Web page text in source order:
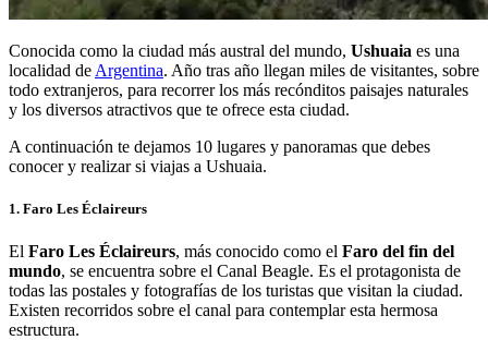
Conocida como la ciudad más austral del mundo, Ushuaia es una
localidad de Argentina. Año tras año llegan miles de visitantes, sobre
todo extranjeros, para recorrer los más recónditos paisajes naturales
y los diversos atractivos que te ofrece esta ciudad.
A continuación te dejamos 10 lugares y panoramas que debes
conocer y realizar si viajas a Ushuaia.
1. Faro Les Éclaireurs
El Faro Les Éclaireurs, más conocido como el Faro del fin del
mundo, se encuentra sobre el Canal Beagle. Es el protagonista de
todas las postales y fotografías de los turistas que visitan la ciudad.
Existen recorridos sobre el canal para contemplar esta hermosa
estructura.